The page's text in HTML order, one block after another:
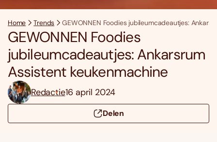
Home Trends GEWONNEN Foodies jubileumcadeautjes:
GEWONNEN Foodies
jubileumcadeautjes: Ankarsrum
Assistent keukenmachine
Redactie16 april 2024
Delen